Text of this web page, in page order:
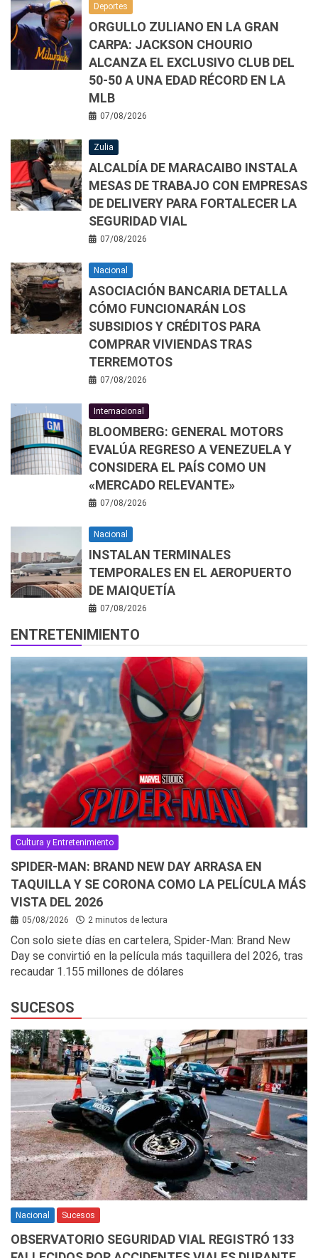
Deportes
ORGULLO ZULIANO EN LA GRAN
CARPA: JACKSON CHOURIO
ALCANZA EL EXCLUSIVO CLUB DEL
50-50 A UNA EDAD RÉCORD EN LA
MLB
07/08/2026
Zulia
ALCALDÍA DE MARACAIBO INSTALA
MESAS DE TRABAJO CON EMPRESAS
DE DELIVERY PARA FORTALECER LA
SEGURIDAD VIAL
07/08/2026
Nacional
ASOCIACIÓN BANCARIA DETALLA
CÓMO FUNCIONARÁN LOS
SUBSIDIOS Y CRÉDITOS PARA
COMPRAR VIVIENDAS TRAS
TERREMOTOS
07/08/2026
Internacional
BLOOMBERG: GENERAL MOTORS
EVALÚA REGRESO A VENEZUELA Y
CONSIDERA EL PAÍS COMO UN
«MERCADO RELEVANTE»
07/08/2026
Nacional
INSTALAN TERMINALES
TEMPORALES EN EL AEROPUERTO
DE MAIQUETÍA
07/08/2026
ENTRETENIMIENTO
Cultura y Entretenimiento
SPIDER-MAN: BRAND NEW DAY ARRASA EN
TAQUILLA Y SE CORONA COMO LA PELÍCULA MÁS
VISTA DEL 2026
05/08/2026 2 minutos de lectura
Con solo siete días en cartelera, Spider-Man: Brand New
Day se convirtió en la película más taquillera del 2026, tras
recaudar 1.155 millones de dólares
SUCESOS
Nacional Sucesos
OBSERVATORIO SEGURIDAD VIAL REGISTRÓ 133